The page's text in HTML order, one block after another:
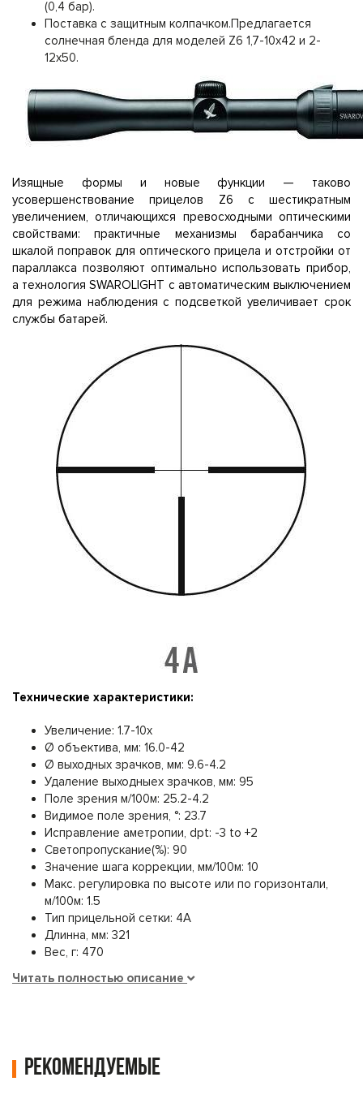
(0,4 бар).
Поставка с защитным колпачком.Предлагается
солнечная бленда для моделей Z6 1,7-10x42 и 2-
12x50.
Изящные формы и новые функции — таково
усовершенствование прицелов Z6 с шестикратным
увеличением, отличающихся превосходными оптическими
свойствами: практичные механизмы барабанчика со
шкалой поправок для оптического прицела и отстройки от
параллакса позволяют оптимально использовать прибор,
а технология SWAROLIGHT с автоматическим выключением
для режима наблюдения с подсветкой увеличивает срок
службы батарей.
Технические характеристики:
Увеличение: 1.7-10x
Ø объектива, мм: 16.0-42
Ø выходных зрачков, мм: 9.6-4.2
Удаление выходныех зрачков, мм: 95
Поле зрения м/100м: 25.2-4.2
Видимое поле зрения, °: 23.7
Исправление аметропии, dpt: -3 to +2
Светопропускание(%): 90
Значение шага коррекции, мм/100м: 10
Макс. регулировка по высоте или по горизонтали,
м/100м: 1.5
Тип прицельной сетки: 4A
Длинна, мм: 321
Вес, г: 470
Читать полностью описание
Рекомендуемые